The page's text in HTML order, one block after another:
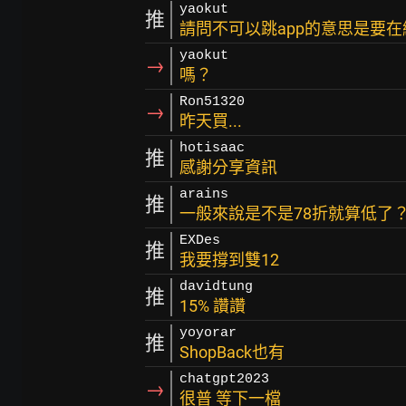
推 yaokut
請問不可以跳app的意思是要
→ yaokut
嗎？
→ Ron51320
昨天買...
推 hotisaac
感謝分享資訊
推 arains
一般來說是不是78折就算低了？
推 EXDes
我要撐到雙12
推 davidtung
15% 讚讚
推 yoyorar
ShopBack也有
→ chatgpt2023
很普 等下一檔